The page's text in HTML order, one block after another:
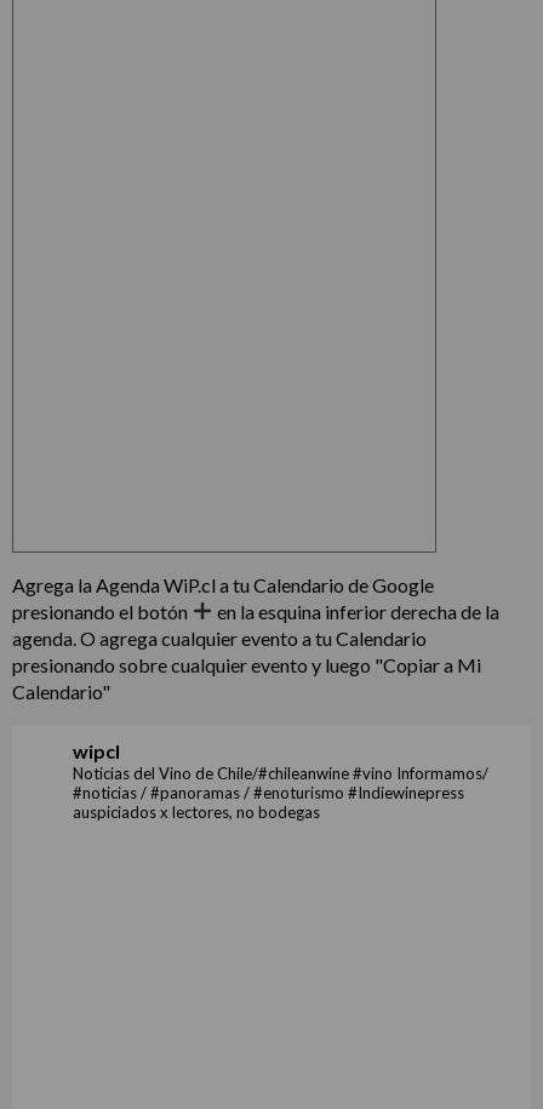
Agrega la Agenda WiP.cl a tu Calendario de Google
presionando el botón
en la esquina inferior derecha de la
agenda. O agrega cualquier evento a tu Calendario
presionando sobre cualquier evento y luego "Copiar a Mi
Calendario"
wipcl
Noticias del Vino de Chile/#chileanwine #vino Informamos/
#noticias / #panoramas / #enoturismo #Indiewinepress
auspiciados x lectores, no bodegas